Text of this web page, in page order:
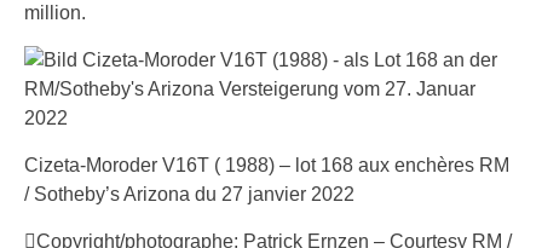
million.
Cizeta-Moroder V16T ( 1988) – lot 168 aux enchères RM
/ Sotheby’s Arizona du 27 janvier 2022
Copyright/photographe: Patrick Ernzen – Courtesy RM /